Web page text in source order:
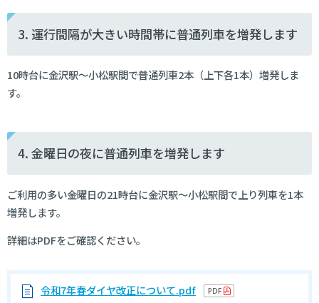
3. 運行間隔が大きい時間帯に普通列車を増発します
10時台に金沢駅～小松駅間で普通列車2本（上下各1本）増発しま
す。
4. 金曜日の夜に普通列車を増発します
ご利用の多い金曜日の21時台に金沢駅～小松駅間で上り列車を1本
増発します。
詳細はPDFをご確認ください。
令和7年春ダイヤ改正について.pdf